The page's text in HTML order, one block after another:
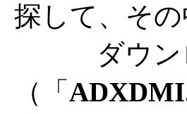
探して、そ
ダウンロ
（「